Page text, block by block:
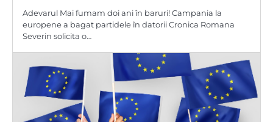
Adevarul Mai fumam doi ani în baruri! Campania la
europene a bagat partidele în datorii Cronica Romana
Severin solicita o…